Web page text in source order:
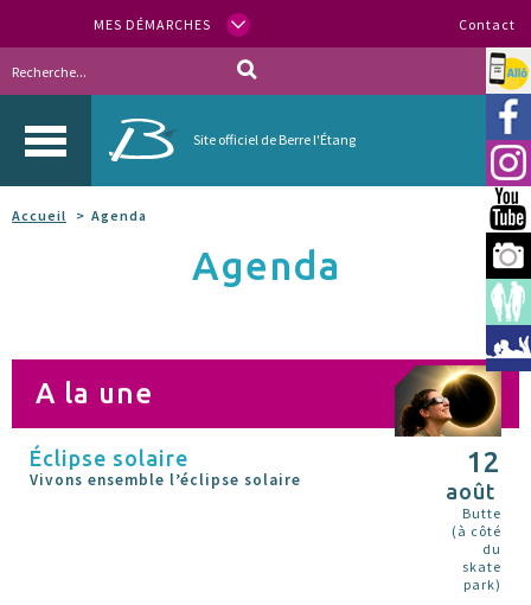
MES DÉMARCHES Contact
Site officiel de Berre l'Étang
Allo
Accueil Agenda
Agenda
A la une
Éclipse solaire
Vivons ensemble l’éclipse solaire
12
août
Butte
(à côté
du
skate
park)